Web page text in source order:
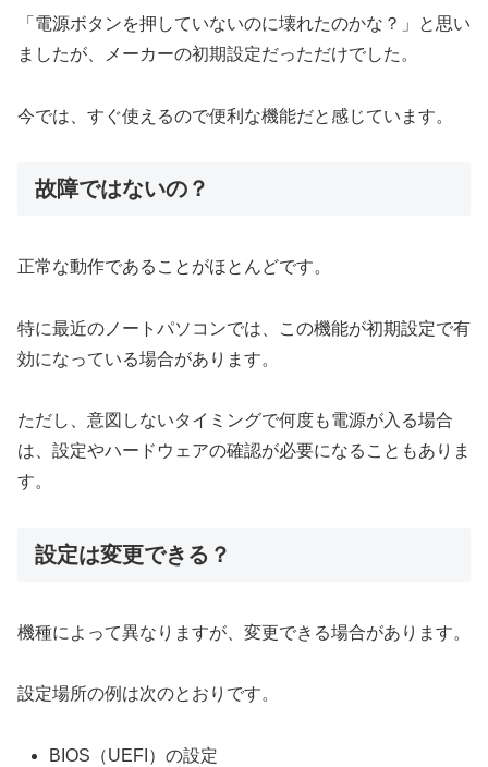
「電源ボタンを押していないのに壊れたのかな？」と思い
ましたが、メーカーの初期設定だっただけでした。
今では、すぐ使えるので便利な機能だと感じています。
故障ではないの？
正常な動作であることがほとんどです。
特に最近のノートパソコンでは、この機能が初期設定で有
効になっている場合があります。
ただし、意図しないタイミングで何度も電源が入る場合
は、設定やハードウェアの確認が必要になることもありま
す。
設定は変更できる？
機種によって異なりますが、変更できる場合があります。
設定場所の例は次のとおりです。
BIOS（UEFI）の設定